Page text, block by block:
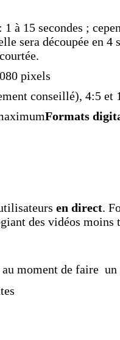
: 1 à 15 secondes ;
sera découpée en 4
pixels
conseillé), 4:5 et
Formats
en direct.
des vidéos moins
moment de faire un